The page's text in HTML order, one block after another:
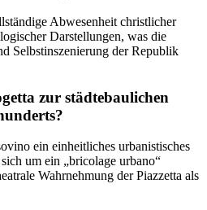
Abwesenheit christlicher
Darstellungen, was die
Selbstinszenierung der Republik
zur städtebaulichen
ein einheitliches urbanistisches
um ein „bricolage urbano“
Wahrnehmung der Piazzetta als